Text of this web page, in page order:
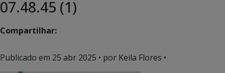
07.48.45 (1)
Compartilhar:
Publicado em 25 abr 2025 • por Keila Flores •